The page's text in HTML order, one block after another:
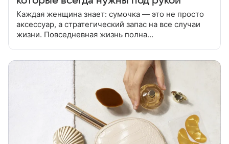
Каждая женщина знает: сумочка — это не просто
аксессуар, а стратегический запас на все случаи
жизни. Повседневная жизнь полна